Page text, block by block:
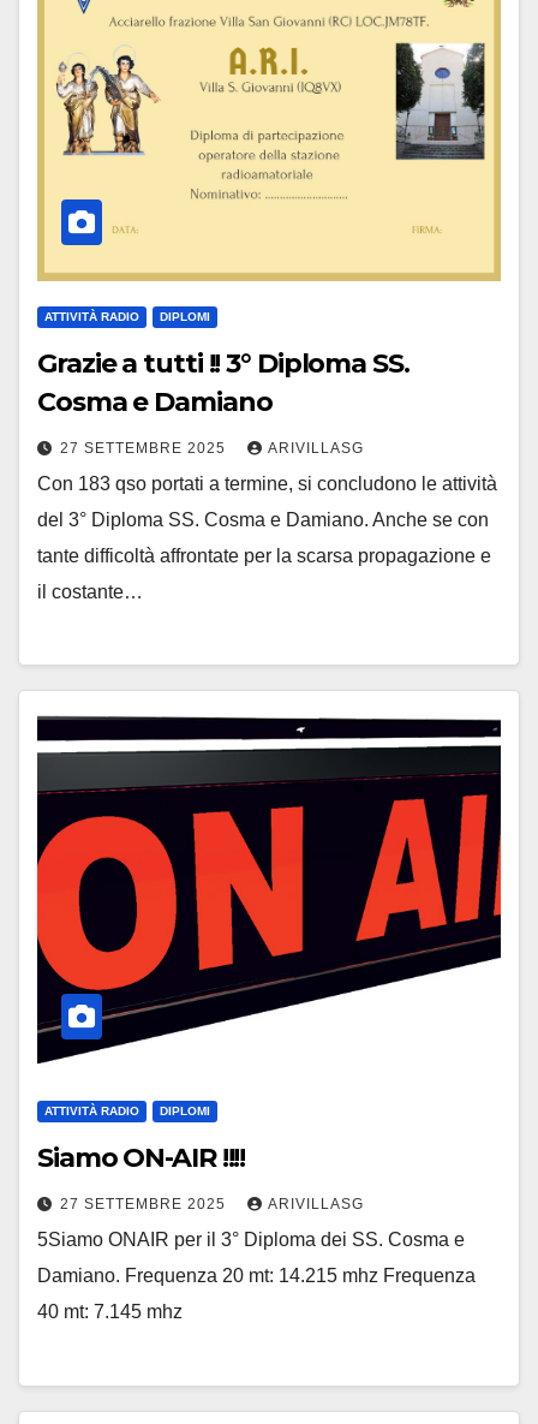
ATTIVITÀ RADIO DIPLOMI
Grazie a tutti !! 3° Diploma SS.
Cosma e Damiano
27 SETTEMBRE 2025 ARIVILLASG
Con 183 qso portati a termine, si concludono le attività
del 3° Diploma SS. Cosma e Damiano. Anche se con
tante difficoltà affrontate per la scarsa propagazione e
il costante…
ATTIVITÀ RADIO DIPLOMI
Siamo ON-AIR !!!!
27 SETTEMBRE 2025 ARIVILLASG
5Siamo ONAIR per il 3° Diploma dei SS. Cosma e
Damiano. Frequenza 20 mt: 14.215 mhz Frequenza
40 mt: 7.145 mhz